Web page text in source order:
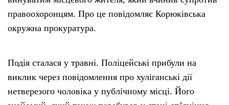
правоохоронцям. Про це повідомляє Корюківська
окружна прокуратура.
Подія сталася у травні. Поліцейські прибули на
виклик через повідомлення про хуліганські дії
нетверезого чоловіка у публічному місці. Його